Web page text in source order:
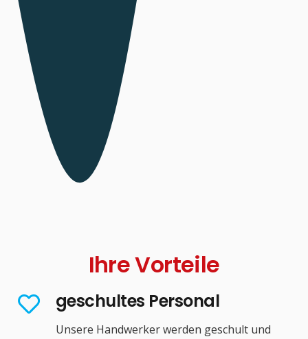
Ihre Vorteile
geschultes Personal
Unsere Handwerker werden geschult und